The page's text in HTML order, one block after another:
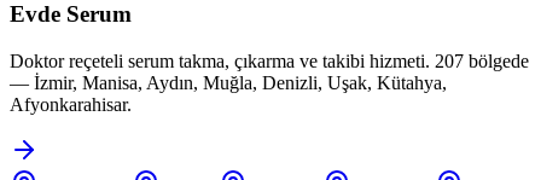
Evde Serum
Doktor reçeteli serum takma, çıkarma ve takibi hizmeti. 207 bölgede
— İzmir, Manisa, Aydın, Muğla, Denizli, Uşak, Kütahya,
Afyonkarahisar.